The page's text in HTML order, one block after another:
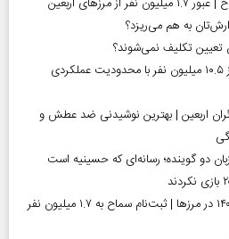
به هم می‌ریزد؟
تعیین تکلیف نمی‌شوند؟
آمار معلولیت در ایران | بیش از ۱۰.۵ میلیون نفر با محدودیت عملکردی
اربعین | بهترین نوشیدنی ضد عطش و
زبان دو گوینده؛ رسانه‌ای که حسینیه است
آغاز رسمی برنامه‌های اربعین ۱۴۰۵ در مرز‌ها | ثبت‌نام سماح به ۱.۷ میلیون نفر